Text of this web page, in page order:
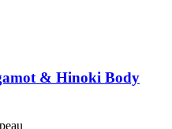
& Hinoki Body